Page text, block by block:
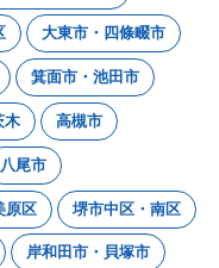
大東市・四條畷市
箕面市・池田市
木 高槻市
八尾市
原区 堺市中区・南区
岸和田市・貝塚市